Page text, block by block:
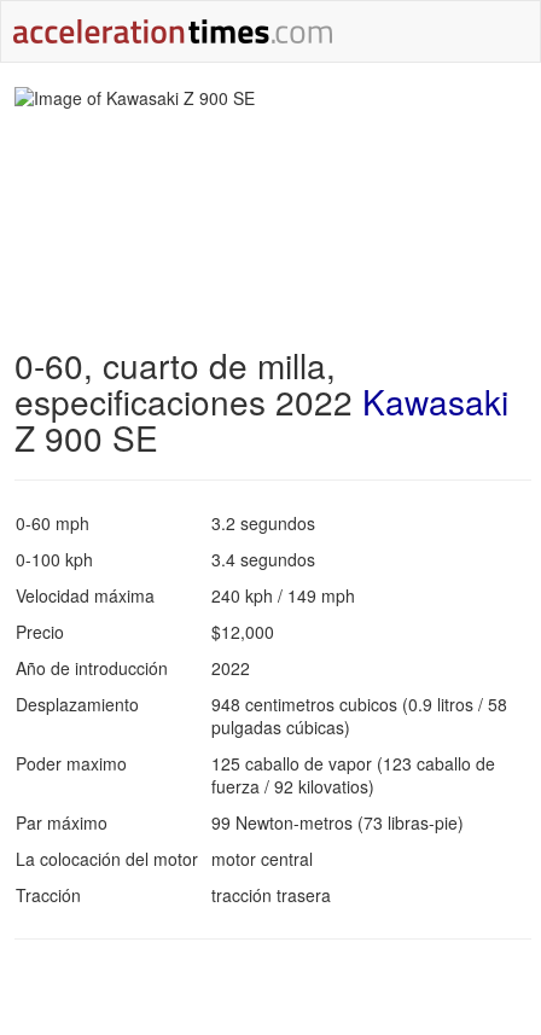
0-60, cuarto de milla,
especificaciones 2022 Kawasaki
Z 900 SE
0-60 mph
3.2 segundos
0-100 kph
3.4 segundos
Velocidad máxima
240 kph / 149 mph
Precio
$12,000
Año de introducción
2022
Desplazamiento
948 centimetros cubicos (0.9 litros / 58
pulgadas cúbicas)
Poder maximo
125 caballo de vapor (123 caballo de
fuerza / 92 kilovatios)
Par máximo
99 Newton-metros (73 libras-pie)
La colocación del motor motor central
Tracción
tracción trasera